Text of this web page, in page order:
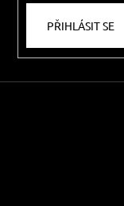
PŘIHLÁSIT SE